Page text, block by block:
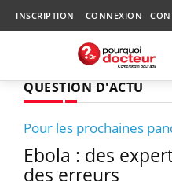
INSCRIPTION CONNEXION
QUESTION D'ACTU
Pour les prochaines
Ebola : des
des erreurs